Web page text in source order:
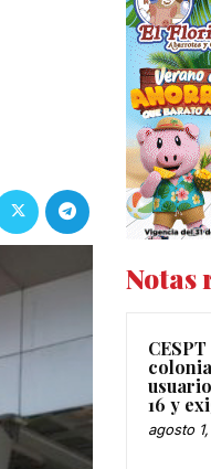
Notas
16 y
agosto